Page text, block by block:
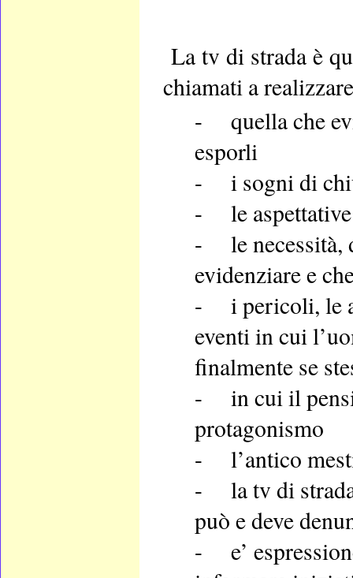
La tv di strada è
chiamati a
-
quella che
esporli
-
i sogni di
-
le
-
le necessità,
evidenziare e
-
i pericoli, le
eventi in cui
finalmente se
-
in cui il
protagonismo
-
l’antico
-
la tv di
può e deve
-
e’